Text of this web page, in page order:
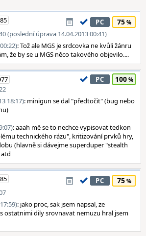
(poslední úprava 14.04.2013 00:41)
PC 75
: Tož ale MGS je srdcovka ne kvůli žánru
že by se u MGS něco takového objevilo....
PC 100
18:17): minigun se dal "předtočit" (bug nebo
: aaah mě se to nechce vypisovat tedkon
technického rázu", kritizování prvků hry,
(hlavně si dávejme superduper "stealth
atd
PC 75
: jako proc, sak jsem napsal, ze
ostatnimi dily srovnavat nemuzu hral jsem